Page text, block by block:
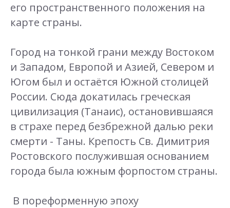
его пространственного положения на
карте страны.
Город на тонкой грани между Востоком
и Западом, Европой и Азией, Севером и
Югом был и остаётся Южной столицей
России. Сюда докатилась греческая
цивилизация (Танаис), остановившаяся
в страхе перед безбрежной далью реки
смерти - Таны. Крепость Св. Димитрия
Ростовского послужившая основанием
города была южным форпостом страны.
В пореформенную эпоху